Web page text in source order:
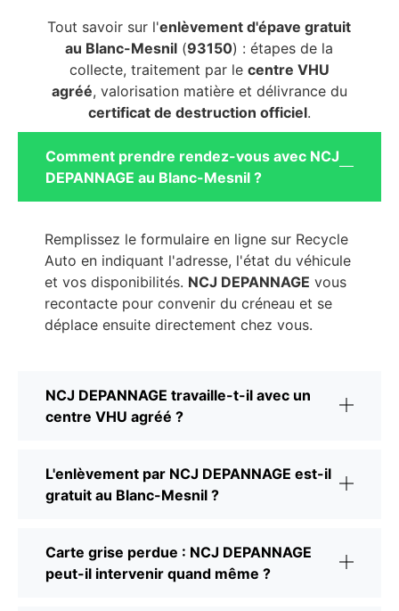
Tout savoir sur l'enlèvement d'épave gratuit
au Blanc-Mesnil (93150) : étapes de la
collecte, traitement par le centre VHU
agréé, valorisation matière et délivrance du
certificat de destruction officiel.
Comment prendre rendez-vous avec NCJ
DEPANNAGE au Blanc-Mesnil ?
Remplissez le formulaire en ligne sur Recycle
Auto en indiquant l'adresse, l'état du véhicule
et vos disponibilités. NCJ DEPANNAGE vous
recontacte pour convenir du créneau et se
déplace ensuite directement chez vous.
NCJ DEPANNAGE travaille-t-il avec un
centre VHU agréé ?
L'enlèvement par NCJ DEPANNAGE est-il
gratuit au Blanc-Mesnil ?
Carte grise perdue : NCJ DEPANNAGE
peut-il intervenir quand même ?